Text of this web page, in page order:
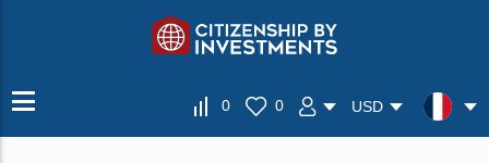
0 0 USD